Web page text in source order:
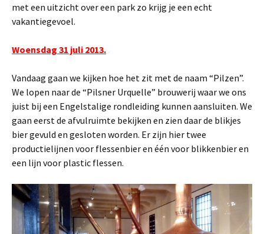
met een uitzicht over een park zo krijg je een echt
vakantiegevoel.
Woensdag 31 juli 2013.
Vandaag gaan we kijken hoe het zit met de naam “Pilzen”.
We lopen naar de “Pilsner Urquelle” brouwerij waar we ons
juist bij een Engelstalige rondleiding kunnen aansluiten. We
gaan eerst de afvulruimte bekijken en zien daar de blikjes
bier gevuld en gesloten worden. Er zijn hier twee
productielijnen voor flessenbier en één voor blikkenbier en
een lijn voor plastic flessen.